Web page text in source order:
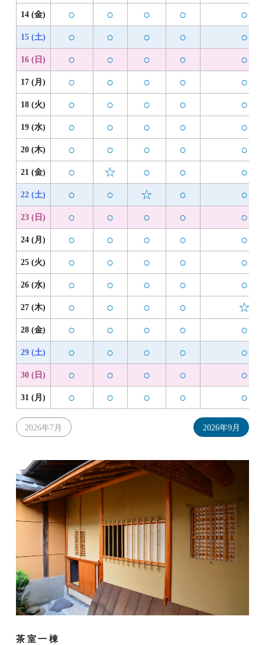
14 (金) ○ ○ ○ ○ ○
15 (土) ○ ○ ○ ○ ○
16 (日) ○ ○ ○ ○ ○
17 (月) ○ ○ ○ ○ ○
18 (火) ○ ○ ○ ○ ○
19 (水) ○ ○ ○ ○ ○
20 (木) ○ ○ ○ ○ ○
21 (金) ○ ☆ ○ ○ ○
22 (土) ○ ○ ☆ ○ ○
23 (日) ○ ○ ○ ○ ○
24 (月) ○ ○ ○ ○ ○
25 (火) ○ ○ ○ ○ ○
26 (水) ○ ○ ○ ○ ○
27 (木) ○ ○ ○ ○ ☆
28 (金) ○ ○ ○ ○ ○
29 (土) ○ ○ ○ ○ ○
30 (日) ○ ○ ○ ○ ○
31 (月) ○ ○ ○ ○ ○
2026年7月 2026年9月
茶室一棟